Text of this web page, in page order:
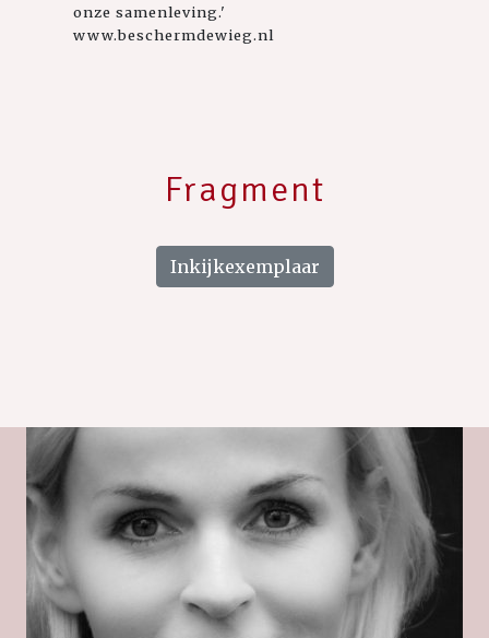
onze samenleving.'
www.beschermdewieg.nl
Fragment
Inkijkexemplaar